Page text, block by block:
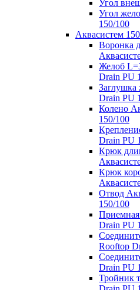
Угол
Угол
150/100
Аквасистем
Воронка
Желоб
Drain PU
Заглушка
Drain PU
Колено
150/100
Drain PU
Крюк
Крюк
Отвод
150/100
Drain PU
Rooftop
Drain PU
Тройник